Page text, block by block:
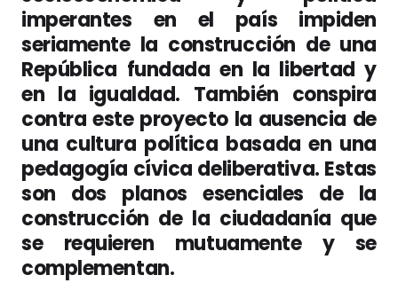
imperantes en el país impiden
seriamente la construcción de una
República fundada en la libertad y
en la igualdad. También conspira
contra este proyecto la ausencia de
una cultura política basada en una
pedagogía cívica deliberativa. Estas
son dos planos esenciales de la
construcción de la ciudadanía que
se requieren mutuamente y se
complementan.